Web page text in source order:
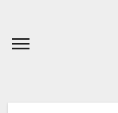
springen